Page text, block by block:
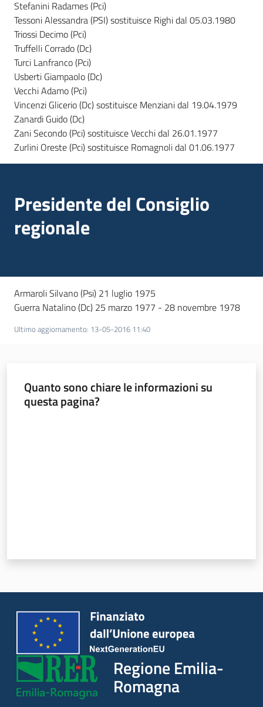
Stefanini Radames (Pci)
Tessoni Alessandra (PSI) sostituisce Righi dal 05.03.1980
Triossi Decimo (Pci)
Truffelli Corrado (Dc)
Turci Lanfranco (Pci)
Usberti Giampaolo (Dc)
Vecchi Adamo (Pci)
Vincenzi Glicerio (Dc) sostituisce Menziani dal 19.04.1979
Zanardi Guido (Dc)
Zani Secondo (Pci) sostituisce Vecchi dal 26.01.1977
Zurlini Oreste (Pci) sostituisce Romagnoli dal 01.06.1977
Presidente del Consiglio
regionale
Armaroli Silvano (Psi) 21 luglio 1975
Guerra Natalino (Dc) 25 marzo 1977 - 28 novembre 1978
Ultimo aggiornamento: 13-05-2016 11:40
Quanto sono chiare le informazioni su
questa pagina?
Regione Emilia-
Romagna